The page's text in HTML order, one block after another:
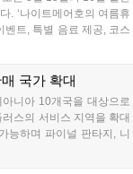
. ‘나이트메어호의 여름휴
벤트, 특별 음료 제공, 코스
. 유명 코스어 7인이 캐릭
....국가 확대
니아 10개국을 대상으로
스의 서비스 지역을 확대
능하며 파이널 판타지, 니
습니다. 신상품이 순차적